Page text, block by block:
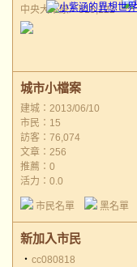
中央大草原／515,122
城市小檔案
建城：2013/06/10
市民：15
訪客：76,074
文章：256
推薦： 0
活力：0.0
市民名單 黑名單
新加入市民
‧ cc080818